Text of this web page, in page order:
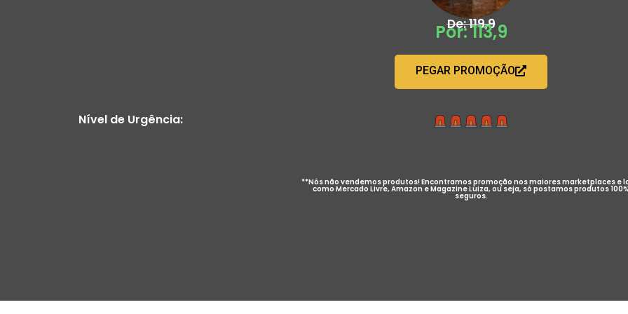
De: 119,9
Por: 113,9
PEGAR PROMOÇÃO
Nível de Urgência:
**Nós não vendemos produtos! Encontramos promoção nos maiores marketplaces e
como Mercado Livre, Amazon e Magazine Luiza, ou seja, só postamos produtos 100%
seguros.